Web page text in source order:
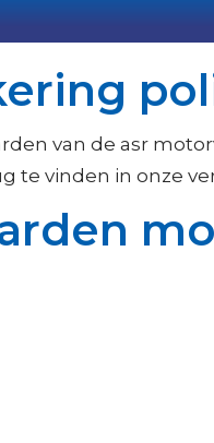
van de asr
te vinden in onze